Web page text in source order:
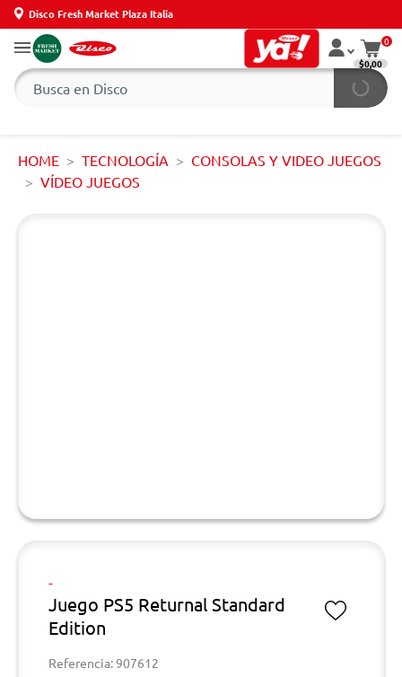
Disco Fresh Market Plaza Italia
0
$0,00
HOME TECNOLOGÍA
CONSOLAS Y VIDEO JUEGOS
VÍDEO JUEGOS
-
Juego PS5 Returnal Standard
Edition
Referencia: 907612